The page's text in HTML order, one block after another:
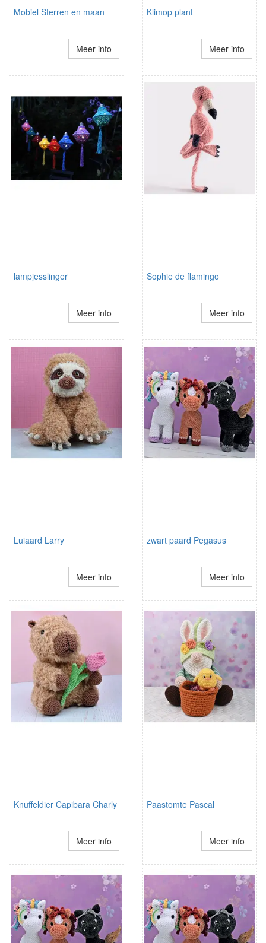
Mobiel Sterren en maan
Meer info
Klimop plant
Meer info
lampjesslinger
Meer info
Sophie de flamingo
Meer info
Luiaard Larry
Meer info
zwart paard Pegasus
Meer info
Knuffeldier Capibara Charly
Meer info
Paastomte Pascal
Meer info